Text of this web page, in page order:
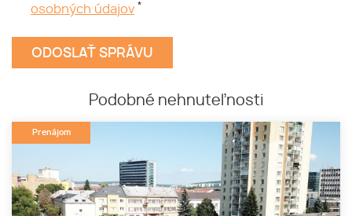
osobných údajov *
Podobné nehnuteľnosti
Prenájom